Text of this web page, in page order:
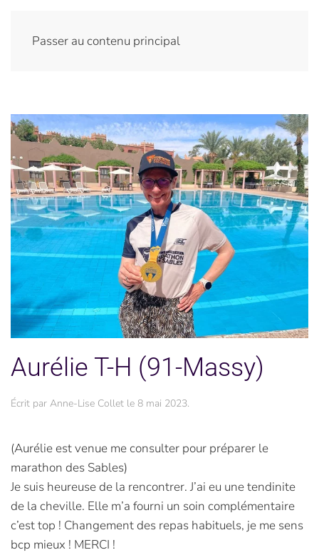
Passer au contenu principal
Aurélie T-H (91-Massy)
Écrit par Anne-Lise Collet le 8 mai 2023.
(Aurélie est venue me consulter pour préparer le
marathon des Sables)
Je suis heureuse de la rencontrer. J’ai eu une tendinite
de la cheville. Elle m’a fourni un soin complémentaire
c’est top ! Changement des repas habituels, je me sens
bcp mieux ! MERCI !